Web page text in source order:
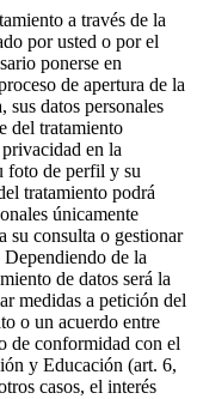
a través de la
por usted o por el
ponerse en
de apertura de la
sus datos personales
del tratamiento
en la
foto de perfil y su
tratamiento podrá
únicamente
su consulta o gestionar
de la
de datos será la
medidas a petición del
o un acuerdo entre
de conformidad con el
y Educación (art. 6,
casos, el interés